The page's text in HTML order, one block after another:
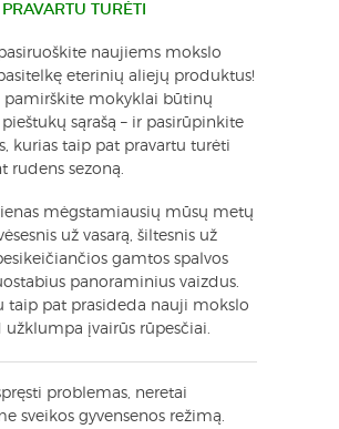
TURĖTI
pasiruoškite naujiems mokslo
eterinių aliejų produktus!
pamirškite mokyklai būtinų
sąrašą – ir pasirūpinkite
kurias taip pat pravartu turėti
rudens sezoną.
mėgstamiausių mūsų metų
už vasarą, šiltesnis už
gamtos spalvos
panoraminius vaizdus.
taip pat prasideda nauji mokslo
užklumpa įvairūs rūpesčiai.
problemas, neretai
sveikos gyvensenos režimą.